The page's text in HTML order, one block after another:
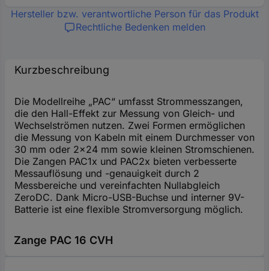
Hersteller bzw. verantwortliche Person für das Produkt
Rechtliche Bedenken melden
Kurzbeschreibung
Die Modellreihe „PAC“ umfasst Strommesszangen,
die den Hall-Effekt zur Messung von Gleich- und
Wechselströmen nutzen. Zwei Formen ermöglichen
die Messung von Kabeln mit einem Durchmesser von
30 mm oder 2x24 mm sowie kleinen Stromschienen.
Die Zangen PAC1x und PAC2x bieten verbesserte
Messauflösung und -genauigkeit durch 2
Messbereiche und vereinfachten Nullabgleich
ZeroDC. Dank Micro-USB-Buchse und interner 9V-
Batterie ist eine flexible Stromversorgung möglich.
Zange PAC 16 CVH